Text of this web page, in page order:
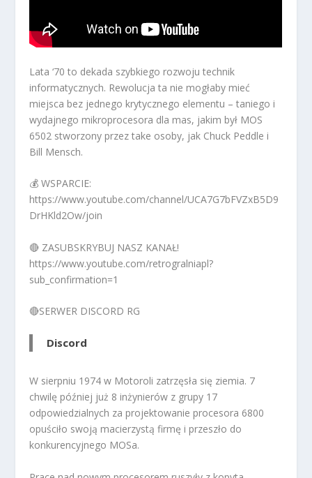
Lata ‘70 to dekada szybkiego rozwoju technik
informatycznych. Rewolucja ta nie mogłaby mieć
miejsca bez jednego krytycznego elementu – taniego i
wydajnego mikroprocesora dla mas, jakim był MOS
6502 stworzony przez take osoby, jak Chuck Peddle i
Bill Mensch.
💰 WSPARCIE:
https://www.youtube.com/channel/UCA7G7bFVZxB5D9
DrHKld2Ow/join
🔴 ZASUBSKRYBUJ NASZ KANAŁ!
https://www.youtube.com/retrogralniapl?
sub_confirmation=1
🔴SERWER DISCORD RG
Discord
W sierpniu 1974 w Motoroli zatrzęsła się ziemia. 7
chwilę później już 8 inżynierów z grupy 17
odpowiedzialnych za projektowanie procesora 6800
opuściło swoją macierzystą firmę i przeszło do
konkurencyjnego MOSa.